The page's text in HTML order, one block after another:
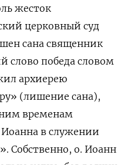
жесток
церковный суд
сана священник
слово победа словом
архиерею
(лишение сана),
временам
в служении
Собственно, о. Иоанн